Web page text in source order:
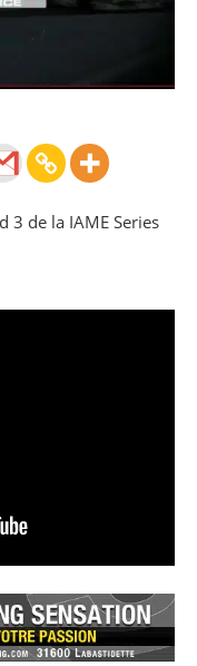
3 de la IAME Series